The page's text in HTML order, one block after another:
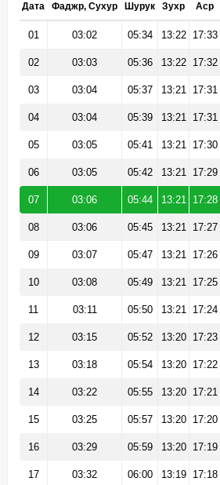
Дата Фаджр, Сухур Шурук Зухр Аср
01 03:02 05:34 13:22 17:33
02 03:03 05:36 13:22 17:32
03 03:04 05:37 13:21 17:31
04 03:04 05:39 13:21 17:31
05 03:05 05:41 13:21 17:30
06 03:05 05:42 13:21 17:29
07 03:06 05:44 13:21 17:28
08 03:06 05:45 13:21 17:27
09 03:07 05:47 13:21 17:26
10 03:08 05:49 13:21 17:25
11 03:11 05:50 13:21 17:24
12 03:15 05:52 13:20 17:23
13 03:18 05:54 13:20 17:22
14 03:22 05:55 13:20 17:21
15 03:25 05:57 13:20 17:20
16 03:29 05:59 13:20 17:19
17 03:32 06:00 13:19 17:18